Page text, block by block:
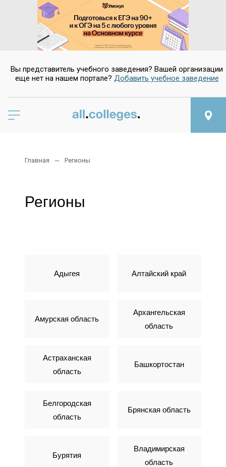
Вы представитель учебного заведения? Вашей организации
еще нет на нашем портале? Добавить учебное заведение
Главная Регионы
Регионы
Адыгея Алтайский край
Амурская область
Архангельская
область
Астраханская
область
Башкортостан
Белгородская
область
Брянская область
Бурятия
Владимирская
область